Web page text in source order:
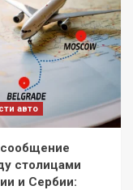
авто
столицами
и Сербии: